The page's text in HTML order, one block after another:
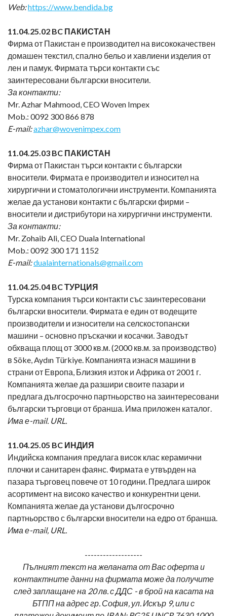
Web:https://www.bendida.bg
11.04.25.02 BC ПАКИСТАН
Фирма от Пакистан е производител на висококачествен
домашен текстил, спално бельо и хавлиени изделия от
лен и памук. Фирмата търси контакти със
заинтересовани български вносители.
За контакти:
Mr. Azhar Mahmood, CEO Woven Impex
Mob.: 0092 300 866 878
E-mail:azhar@wovenimpex.com
11.04.25.03 BC ПАКИСТАН
Фирма от Пакистан търси контакти с български
вносители. Фирмата е производител и износител на
хирургични и стоматологични инструменти. Компанията
желае да установи контакти с български фирми –
вносители и дистрибутори на хирургични инструменти.
За контакти:
Mr. Zohaib Ali, CEO Duala International
Mob.: 0092 300 171 1152
E-mail:dualainternationals@gmail.com
11.04.25.04 BC ТУРЦИЯ
Турска компания търси контакти със заинтересовани
български вносители. Фирмата е един от водещите
производители и износители на селскостопански
машини – основно пръскачки и косачки. Заводът
обхваща площ от 3000 кв.м. (2000 кв.м. за производство)
в Söke, Aydın Türkiye. Компанията изнася машини в
страни от Европа, Близкия изток и Африка от 2001 г.
Компанията желае да разшири своите пазари и
предлага дългосрочно партньорство на заинтересовани
български търговци от бранша. Има приложен каталог.
Има е-mail. URL.
11.04.25.05 BC ИНДИЯ
Индийска компания предлага висок клас керамични
плочки и санитарен фаянс. Фирмата е утвърден на
пазара търговец повече от 10 години. Предлага широк
асортимент на високо качество и конкурентни цени.
Компанията желае да установи дългосрочно
партньорство с български вносители на едро от бранша.
Има е-mail, URL.
-------------------
Пълният текст на желаната от Вас оферта и
контактните данни на фирмата може да получите
след заплащане на 20 лв. с ДДС - в брой на касата на
БТПП на адрес гр. София, ул. Искър 9, или с